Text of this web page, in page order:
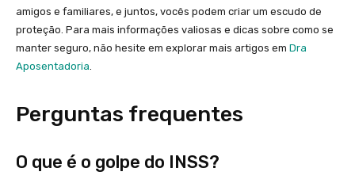
amigos e familiares, e juntos, vocês podem criar um escudo de
proteção. Para mais informações valiosas e dicas sobre como se
manter seguro, não hesite em explorar mais artigos em Dra
Aposentadoria.
Perguntas frequentes
O que é o golpe do INSS?